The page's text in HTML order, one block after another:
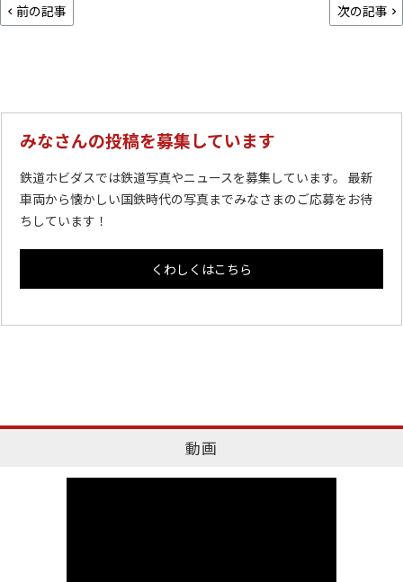
前の記事 次の記事
みなさんの投稿を募集しています
鉄道ホビダスでは鉄道写真やニュースを募集しています。 最新
車両から懐かしい国鉄時代の写真までみなさまのご応募をお待
ちしています！
くわしくはこちら
動画